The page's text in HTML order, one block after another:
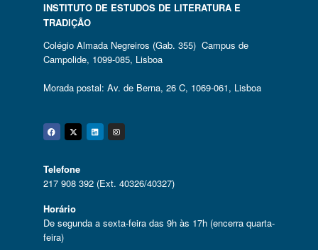
INSTITUTO DE ESTUDOS DE LITERATURA E
TRADIÇÃO
Colégio Almada Negreiros (Gab. 355) Campus de
Campolide, 1099-085, Lisboa
Morada postal: Av. de Berna, 26 C, 1069-061, Lisboa
Facebook
Twitter
Linkedin
Instagram
Telefone
217 908 392 (Ext. 40326/40327)
Horário
De segunda a sexta-feira das 9h às 17h (encerra quarta-
feira)